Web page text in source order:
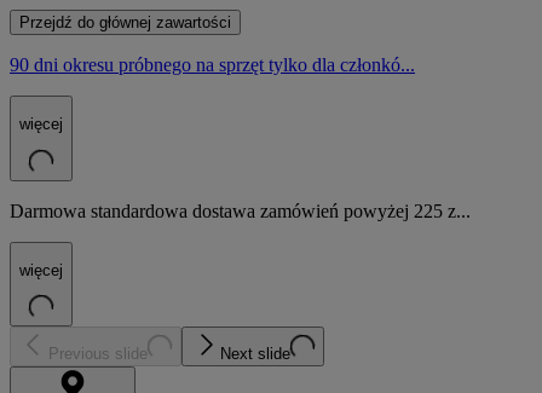
Przejdź do głównej zawartości
90 dni okresu próbnego na sprzęt tylko dla członkó...
więcej
Darmowa standardowa dostawa zamówień powyżej 225 z...
więcej
Previous slide Next slide